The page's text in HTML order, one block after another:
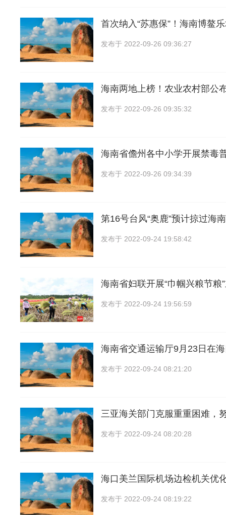
首次纳入“苏惠保”！海南博鳌
发布于 2022-09-26 09:36:27
海南两地上榜！农业农村部公
发布于 2022-09-26 09:35:32
海南省儋州各中小学开展禁毒
发布于 2022-09-26 09:34:39
第16号台风“奥鹿”预计掠过海
发布于 2022-09-24 19:58:42
海南省妇联开展“巾帼兴粮节粮
发布于 2022-09-24 19:56:59
海南省交通运输厅9月23日在
发布于 2022-09-24 08:21:20
三亚海关部门克服重重困难，
发布于 2022-09-24 08:20:28
海口美兰国际机场边检机关优
发布于 2022-09-24 08:19:22